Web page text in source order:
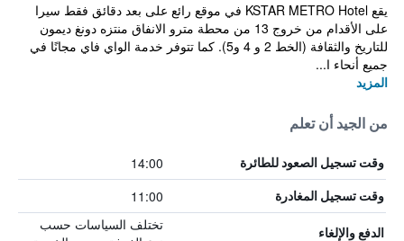
يقع KSTAR METRO Hotel في موقع رائع على بعد دقائق فقط سيرا
على الأقدام من خروج 13 من محطة مترو الانفاق منتزه دونغ ديمون
للتاريخ والثقافة (الخط 2 و 4 و5). كما تتوفر خدمة الواي فاي مجانًا في
جميع أنحاء ا...
المزيد
من الجيد أن تعلم
وقت تسجيل الصعود للطائرة 14:00
وقت تسجيل المغادرة 11:00
الدفع والإلغاء
تختلف السياسات حسب